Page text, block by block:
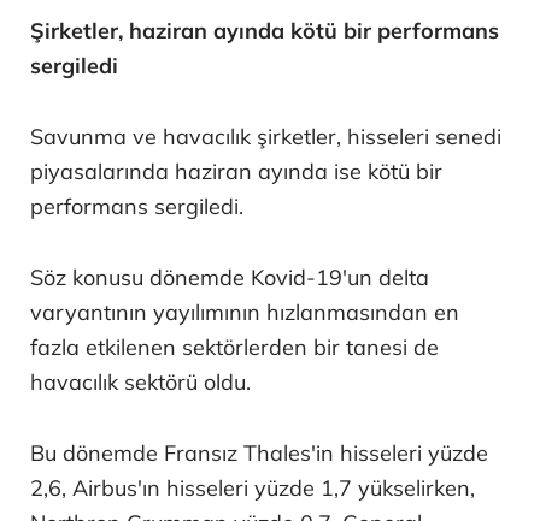
Şirketler, haziran ayında kötü bir performans
sergiledi
Savunma ve havacılık şirketler, hisseleri senedi
piyasalarında haziran ayında ise kötü bir
performans sergiledi.
Söz konusu dönemde Kovid-19'un delta
varyantının yayılımının hızlanmasından en
fazla etkilenen sektörlerden bir tanesi de
havacılık sektörü oldu.
Bu dönemde Fransız Thales'in hisseleri yüzde
2,6, Airbus'ın hisseleri yüzde 1,7 yükselirken,